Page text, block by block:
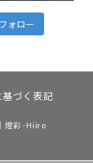
ォロー
づく表記
燈彩 -Hiiro